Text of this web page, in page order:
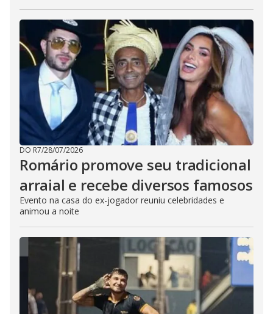
DO R7/28/07/2026
Romário promove seu tradicional
arraial e recebe diversos famosos
Evento na casa do ex-jogador reuniu celebridades e
animou a noite